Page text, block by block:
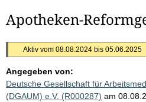
Apotheken-
Aktiv vom 08.08.2024 bis 05.06.2025
Angegeben von:
Deutsche Gesellschaft für
(DGAUM) e.V. (R000287) am